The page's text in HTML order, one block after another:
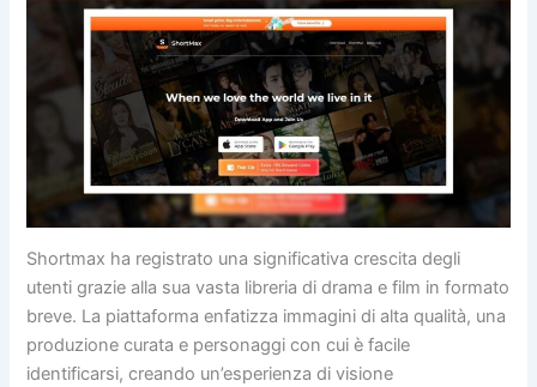
Shortmax ha registrato una significativa crescita degli
utenti grazie alla sua vasta libreria di drama e film in formato
breve. La piattaforma enfatizza immagini di alta qualità, una
produzione curata e personaggi con cui è facile
identificarsi, creando un’esperienza di visione